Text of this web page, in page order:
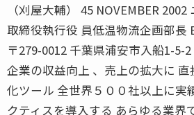
（刈屋大輔） 45 NOVEMBER
取締役執行役 員低温物流企画部長
〒279-0012 千葉県浦安市入船1-5-
企業の収益向上 、売上の拡大に
化ツール 全世界５００社以上に実
クティスを導入する あらゆる業界